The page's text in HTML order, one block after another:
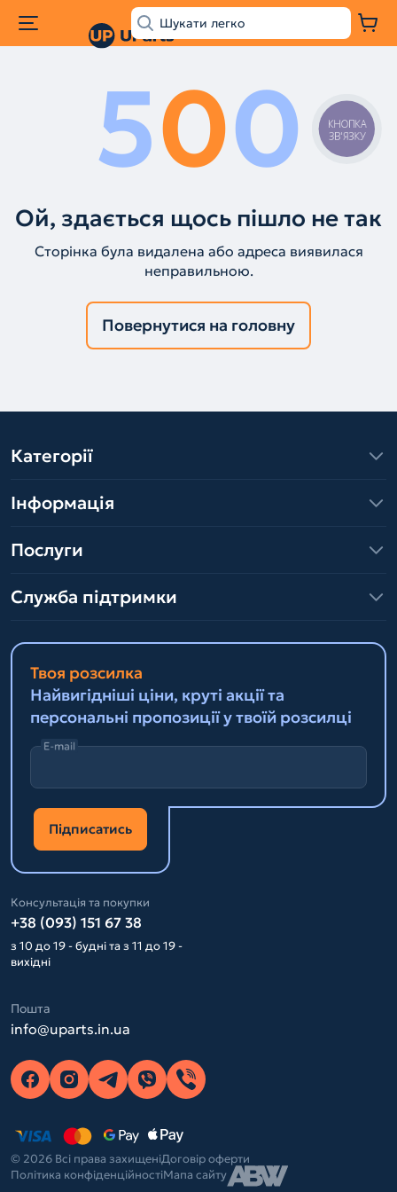
500
Ой, здається щось пішло не так
Сторінка була видалена або адреса виявилася
неправильною.
Повернутися на головну
Категорії
Інформація
Послуги
Служба підтримки
Твоя розсилка
Найвигідніші ціни, круті акції та
персональні пропозиції у твоїй розсилці
E-mail
Підписатись
Консультація та покупки
+38 (093) 151 67 38
з 10 до 19 - будні та з 11 до 19 -
вихідні
Пошта
info@uparts.in.ua
© 2026 Всі права захищеніДоговір оферти
Політика конфіденційностіМапа сайту
КНОПКА
ЗВ'ЯЗКУ